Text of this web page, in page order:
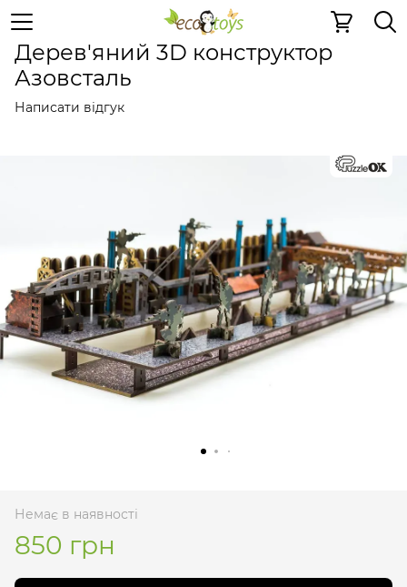
Дерев'яні конструктори Дерев'яні конструктори
Дерев'яний 3D конструктор
Азовсталь
Написати відгук
Немає в наявності
850 грн